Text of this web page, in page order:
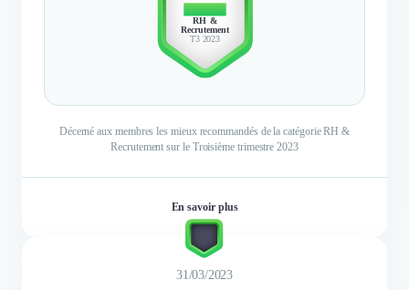
TOP 10
RH &
Recrutement
T3 2023
Décerné aux membres les mieux recommandés de la catégorie RH &
Recrutement sur le Troisième trimestre 2023
En savoir plus
31/03/2023